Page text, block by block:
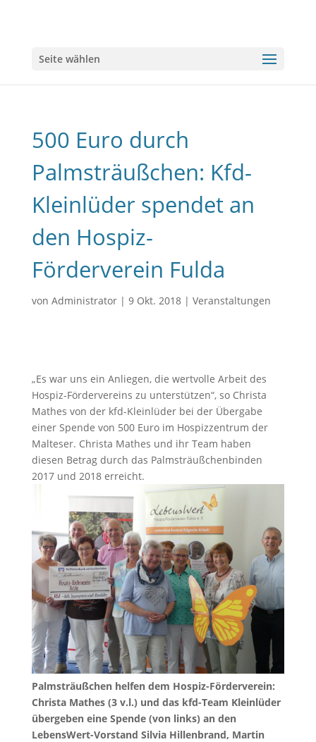
Seite wählen
500 Euro durch
Palmsträußchen: Kfd-
Kleinlüder spendet an
den Hospiz-
Förderverein Fulda
von Administrator| 9 Okt. 2018| Veranstaltungen
„Es war uns ein Anliegen, die wertvolle Arbeit des
Hospiz-Fördervereins zu unterstützen“, so Christa
Mathes von der kfd-Kleinlüder bei der Übergabe
einer Spende von 500 Euro im Hospizzentrum der
Malteser. Christa Mathes und ihr Team haben
diesen Betrag durch das Palmsträußchenbinden
2017 und 2018 erreicht.
Palmsträußchen helfen dem Hospiz-Förderverein:
Christa Mathes (3 v.l.) und das kfd-Team Kleinlüder
übergeben eine Spende (von links) an den
LebensWert-Vorstand Silvia Hillenbrand, Martin